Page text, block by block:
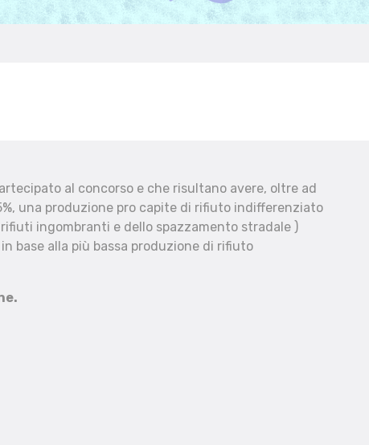
al concorso e che risultano avere, oltre ad
una produzione pro capite di rifiuto indifferenziato
ingombranti e dello spazzamento stradale )
base alla più bassa produzione di rifiuto